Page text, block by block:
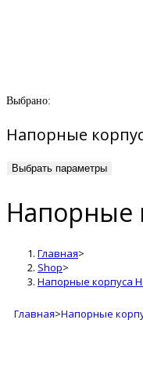
Выбрано:
Напорные
Выбрать параметры
Напорные
Главная>
Shop>
Напорные корпуса
Главная>Напорные